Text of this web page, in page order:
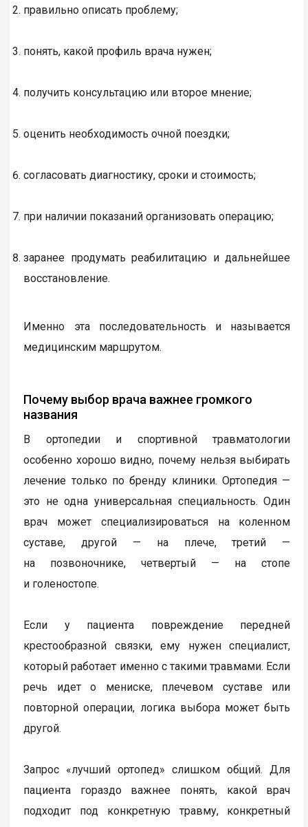
правильно описать проблему;
понять, какой профиль врача нужен;
получить консультацию или второе мнение;
оценить необходимость очной поездки;
согласовать диагностику, сроки и стоимость;
при наличии показаний организовать операцию;
заранее продумать реабилитацию и дальнейшее
восстановление.
Именно эта последовательность и называется
медицинским маршрутом.
Почему выбор врача важнее громкого
названия
В ортопедии и спортивной травматологии
особенно хорошо видно, почему нельзя выбирать
лечение только по бренду клиники. Ортопедия —
это не одна универсальная специальность. Один
врач может специализироваться на коленном
суставе, другой — на плече, третий —
на позвоночнике, четвертый — на стопе
и голеностопе.
Если у пациента повреждение передней
крестообразной связки, ему нужен специалист,
который работает именно с такими травмами. Если
речь идет о мениске, плечевом суставе или
повторной операции, логика выбора может быть
другой.
Запрос «лучший ортопед» слишком общий. Для
пациента гораздо важнее понять, какой врач
подходит под конкретную травму, конкретный